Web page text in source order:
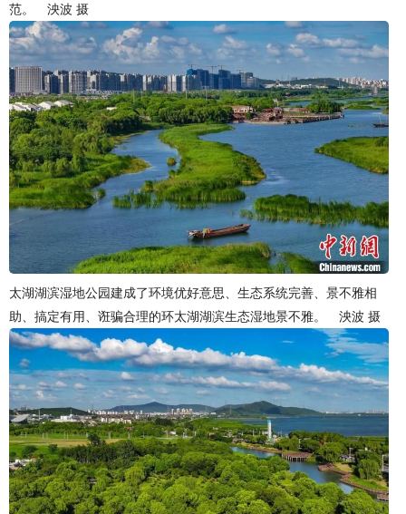
范。 泱波 摄
太湖湖滨湿地公园建成了环境优好意思、生态系统完善、景不雅相
助、搞定有用、诳骗合理的环太湖湖滨生态湿地景不雅。 泱波 摄